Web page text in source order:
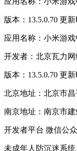
版本：13.5.0.70 更
应用名称：小米游
开发者：北京瓦力网
版本：13.5.0.70 更
北京地址：北京市
南京地址：南京市
开发者平台 微信公
未成年人防沉迷系统